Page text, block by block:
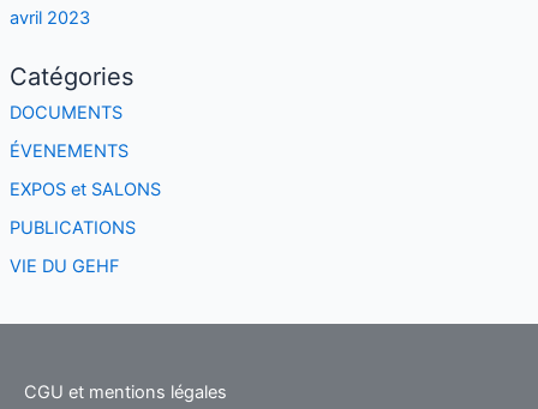
avril 2023
Catégories
DOCUMENTS
ÉVENEMENTS
EXPOS et SALONS
PUBLICATIONS
VIE DU GEHF
CGU et mentions légales